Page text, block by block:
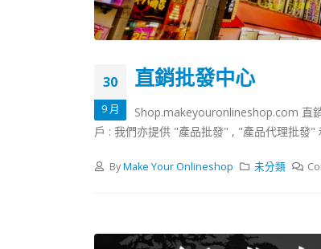
30
9 月
直銷批發中心
Shop.makeyouronlineshop.com 直
戶 : 我們亦提供 "產品批發" , "產品代理批發
ByMake Your Onlineshop 未分類